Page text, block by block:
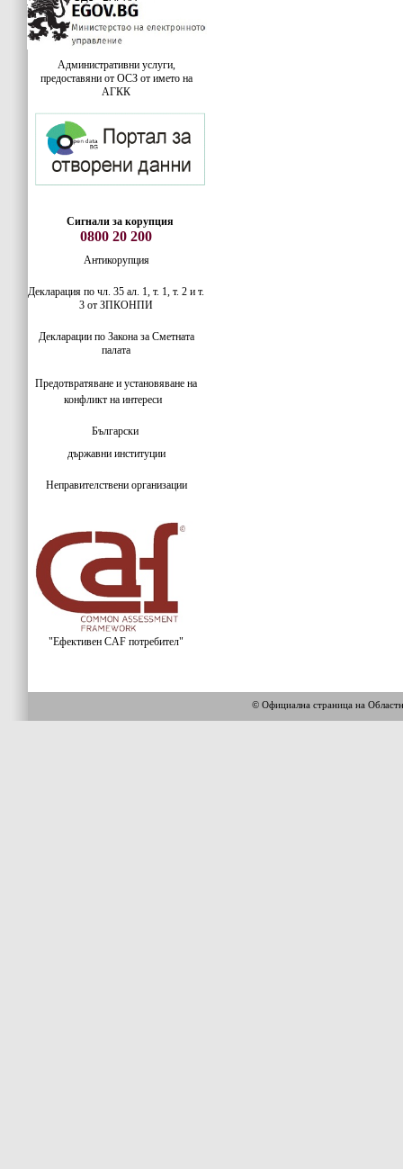
Административни услуги,
предоставяни от ОСЗ от името на
АГКК
Сигнали за корупция
0800 20 200
Антикорупция
Декларация по чл. 35 ал. 1, т. 1, т. 2 и т.
3 от ЗПКОНПИ
Декларации по Закона за Сметната
палата
Предотвратяване и установяване на
конфликт на интереси
Български
държавни институции
Неправителствени организации
"Ефективен CAF потребител"
© Официална страница на